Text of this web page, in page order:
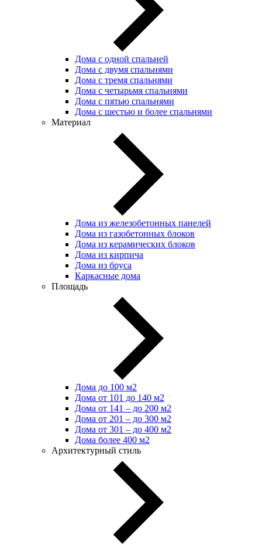
Дома с одной спальней
Дома с двумя спальнями
Дома с тремя спальнями
Дома с четырьмя спальнями
Дома с пятью спальнями
Дома с шестью и более спальнями
Материал
Дома из железобетонных панелей
Дома из газобетонных блоков
Дома из керамических блоков
Дома из кирпича
Дома из бруса
Каркасные дома
Площадь
Дома до 100 м2
Дома от 101 до 140 м2
Дома от 141 – до 200 м2
Дома от 201 – до 300 м2
Дома от 301 – до 400 м2
Дома более 400 м2
Архитектурный стиль